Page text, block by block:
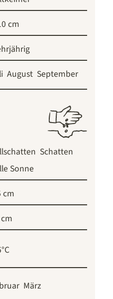
cm
August September
Schatten
Sonne
cm
März